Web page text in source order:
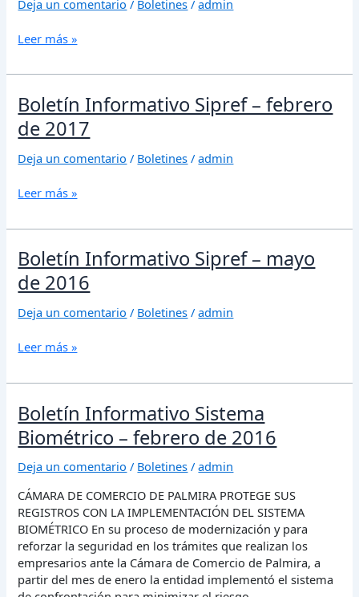
Deja un comentario / Boletines /admin
agosto
2017
Leer más »
Boletín Informativo Sipref – febrero
de 2017
Deja un comentario / Boletines /admin
Boletín
Informativo
Sipref
febrero
2017
Leer más »
Boletín Informativo Sipref – mayo
de 2016
Deja un comentario / Boletines /admin
Boletín
Informativo
Sipref
mayo
2016
Leer más »
Boletín Informativo Sistema
Biométrico – febrero de 2016
Deja un comentario / Boletines /admin
CÁMARA DE COMERCIO DE PALMIRA PROTEGE SUS
REGISTROS CON LA IMPLEMENTACIÓN DEL SISTEMA
BIOMÉTRICO En su proceso de modernización y para
reforzar la seguridad en los trámites que realizan los
empresarios ante la Cámara de Comercio de Palmira, a
partir del mes de enero la entidad implementó el sistema
Boletín
Informativo
Sistema
Biométrico
–
febrero
de
2016